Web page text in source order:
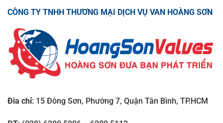
CÔNG TY TNHH THƯƠNG MẠI DỊCH VỤ VAN HOÀNG SƠN
Đia chỉ: 15 Đông Sơn, Phường 7, Quận Tân Bình, TP.HCM